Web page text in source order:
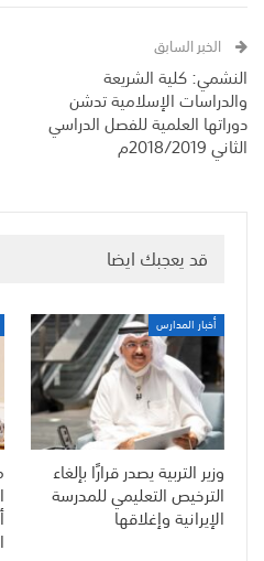
الخبر السابق
النشمي: كلية الشريعة
والدراسات الإسلامية تدشن
دوراتها العلمية للفصل الدراسي
الثاني 2018/2019م
قد يعجبك ايضا
أخبار المدارس
وزير التربية يصدر قرارًا بإلغاء
الترخيص التعليمي للمدرسة
الإيرانية وإغلاقها